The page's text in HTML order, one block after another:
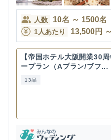
人数 10名 ～ 1500名
1人あたり 13,500円 ～
【帝国ホテル大阪開業30
ープラン（Aプラン/ブフ...
13品